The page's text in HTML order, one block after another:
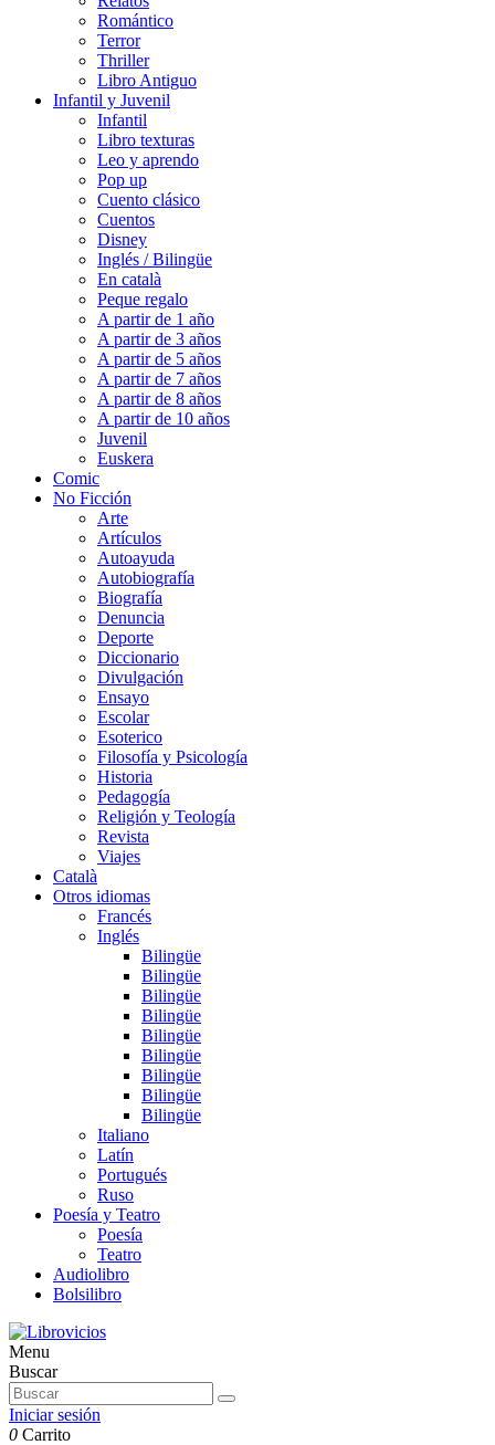
Romántico
Terror
Thriller
Libro Antiguo
Infantil y Juvenil
Infantil
Libro texturas
Leo y aprendo
Pop up
Cuento clásico
Cuentos
Disney
Inglés / Bilingüe
En català
Peque regalo
A partir de 1 año
A partir de 3 años
A partir de 5 años
A partir de 7 años
A partir de 8 años
A partir de 10 años
Juvenil
Euskera
Comic
No Ficción
Arte
Artículos
Autoayuda
Autobiografía
Biografía
Denuncia
Deporte
Diccionario
Divulgación
Ensayo
Escolar
Esoterico
Filosofía y Psicología
Historia
Pedagogía
Religión y Teología
Revista
Viajes
Català
Otros idiomas
Francés
Inglés
Bilingüe
Bilingüe
Bilingüe
Bilingüe
Bilingüe
Bilingüe
Bilingüe
Bilingüe
Bilingüe
Italiano
Latín
Portugués
Ruso
Poesía y Teatro
Poesía
Teatro
Audiolibro
Bolsilibro
Menu
Buscar
Iniciar sesión
0 Carrito